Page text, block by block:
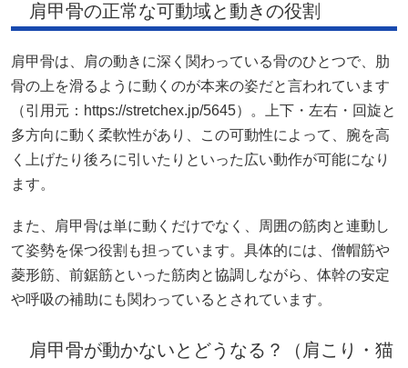
肩甲骨の正常な可動域と動きの役割
肩甲骨は、肩の動きに深く関わっている骨のひとつで、肋
骨の上を滑るように動くのが本来の姿だと言われています
（引用元：https://stretchex.jp/5645）。上下・左右・回旋と
多方向に動く柔軟性があり、この可動性によって、腕を高
く上げたり後ろに引いたりといった広い動作が可能になり
ます。
また、肩甲骨は単に動くだけでなく、周囲の筋肉と連動し
て姿勢を保つ役割も担っています。具体的には、僧帽筋や
菱形筋、前鋸筋といった筋肉と協調しながら、体幹の安定
や呼吸の補助にも関わっているとされています。
肩甲骨が動かないとどうなる？（肩こり・猫